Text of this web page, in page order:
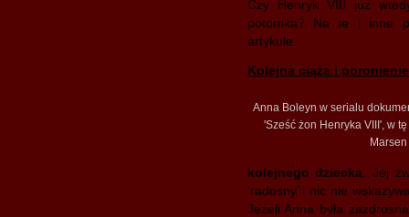
Czy Henryk VIII już
potomka? Na te i inne
artykule.
Kolejna ciąża i poronienie
Anna Boleyn w serialu
'Sześć żon Henryka VIII', w
Marsen
kolejnego dziecka . Jej
‘radosny’ i nic nie
Jeżeli Anna była